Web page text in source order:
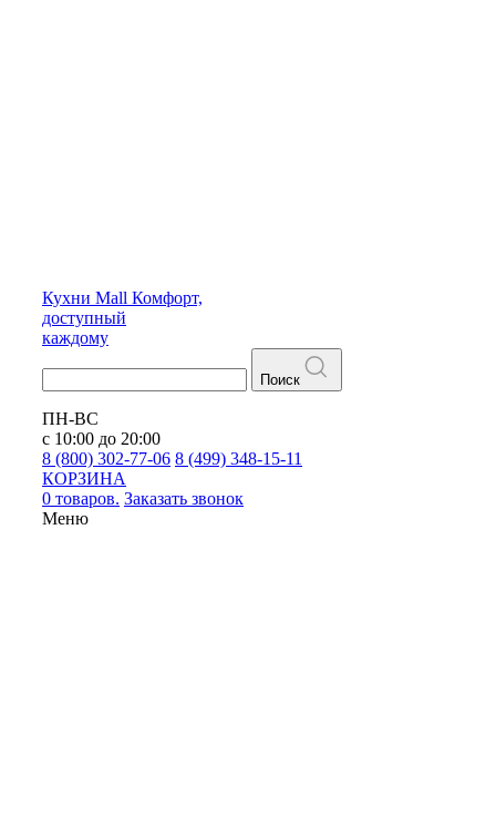
Кухни Mall Комфорт,
доступный
каждому
Поиск
ПН-ВС
с 10:00 до 20:00
8 (800) 302-77-06 8 (499) 348-15-11
КОРЗИНА
0 товаров. Заказать звонок
Меню